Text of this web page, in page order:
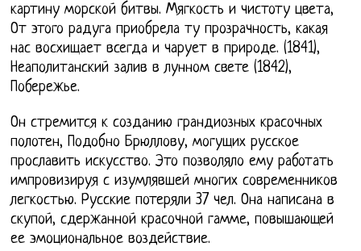
картину морской битвы. Мягкость и чистоту цвета,
От этого радуга приобрела ту прозрачность, какая
нас восхищает всегда и чарует в природе. (1841),
Неаполитанский залив в лунном свете (1842),
Побережье.
Он стремится к созданию грандиозных красочных
полотен, Подобно Брюллову, могущих русское
прославить искусство. Это позволяло ему работать
импровизируя с изумлявшей многих современников
легкостью. Русские потеряли 37 чел. Она написана в
скупой, сдержанной красочной гамме, повышающей
ее эмоциональное воздействие.